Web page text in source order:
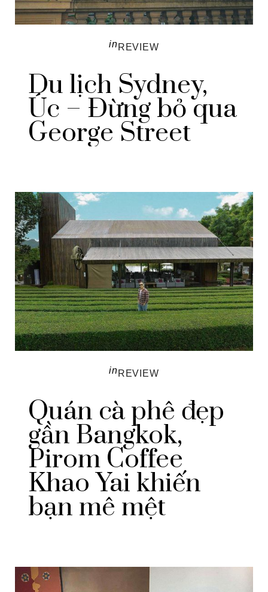
inREVIEW
Du lịch Sydney,
Úc – Đừng bỏ qua
George Street
inREVIEW
Quán cà phê đẹp
gần Bangkok,
Pirom Coffee
Khao Yai khiến
bạn mê mệt